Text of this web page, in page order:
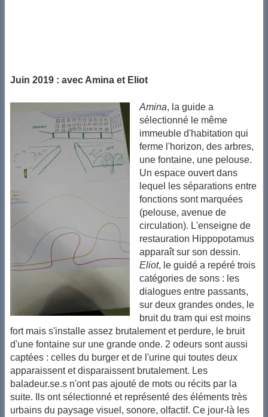
Juin 2019 : avec Amina et Eliot
Amina, la guide a
sélectionné le même
immeuble d'habitation qui
ferme l'horizon, des arbres,
une fontaine, une pelouse.
Un espace ouvert dans
lequel les séparations entre
fonctions sont marquées
(pelouse, avenue de
circulation). L'enseigne de
restauration Hippopotamus
apparaît sur son dessin.
Eliot, le guidé a repéré trois
catégories de sons : les
dialogues entre passants,
sur deux grandes ondes, le
bruit du tram qui est moins
fort mais s'installe assez brutalement et perdure, le bruit
d'une fontaine sur une grande onde. 2 odeurs sont aussi
captées : celles du burger et de l'urine qui toutes deux
apparaissent et disparaissent brutalement. Les
baladeur.se.s n'ont pas ajouté de mots ou récits par la
suite. Ils ont sélectionné et représenté des éléments très
urbains du paysage visuel, sonore, olfactif. Ce jour-là les